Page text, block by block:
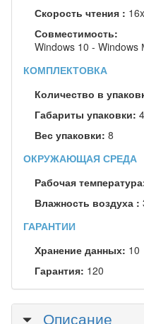
Скорость чтения :
Совместимость:
Windows 10 -
КОМПЛЕКТОВКА
Количество в
Габариты упаковки:
Вес упаковки: 8
ОКРУЖАЮЩАЯ СРЕДА
Рабочая
Влажность воздуха :
ГАРАНТИИ
Хранение данных: 10
Гарантия: 120
Скрыть
Описание